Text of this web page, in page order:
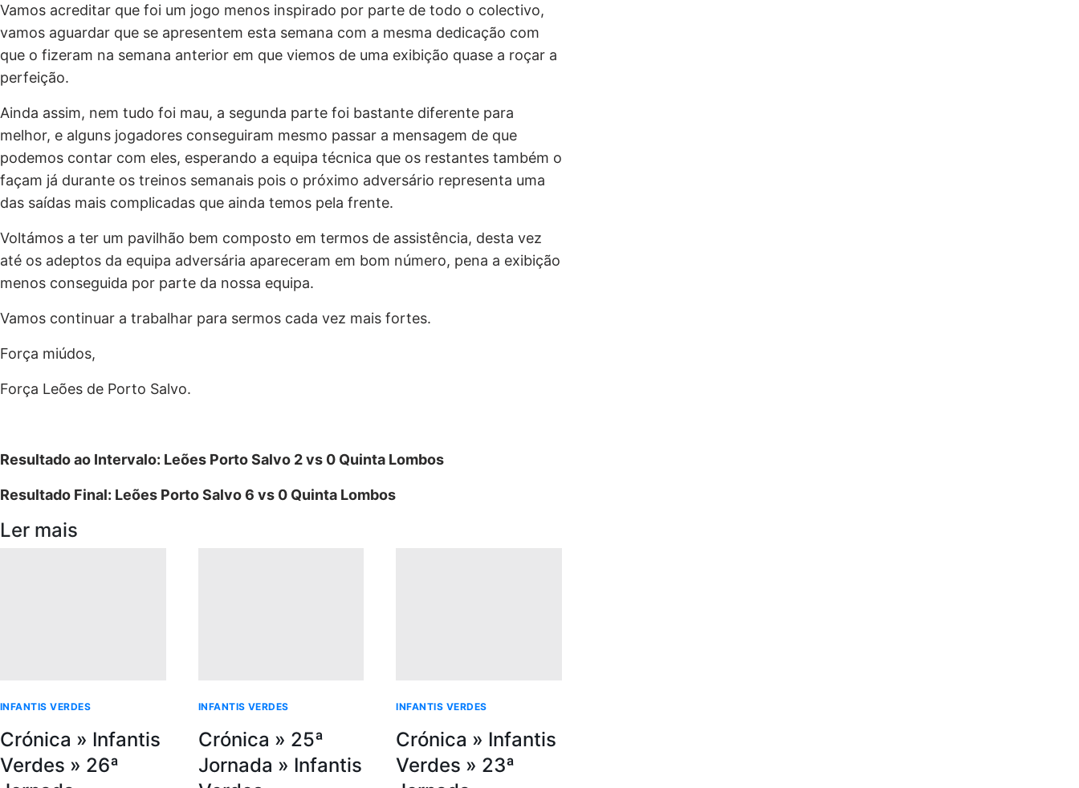
Vamos acreditar que foi um jogo menos inspirado por parte de todo o colectivo,
vamos aguardar que se apresentem esta semana com a mesma dedicação com
que o fizeram na semana anterior em que viemos de uma exibição quase a roçar a
perfeição.
Ainda assim, nem tudo foi mau, a segunda parte foi bastante diferente para
melhor, e alguns jogadores conseguiram mesmo passar a mensagem de que
podemos contar com eles, esperando a equipa técnica que os restantes também o
façam já durante os treinos semanais pois o próximo adversário representa uma
das saídas mais complicadas que ainda temos pela frente.
Voltámos a ter um pavilhão bem composto em termos de assistência, desta vez
até os adeptos da equipa adversária apareceram em bom número, pena a exibição
menos conseguida por parte da nossa equipa.
Vamos continuar a trabalhar para sermos cada vez mais fortes.
Força miúdos,
Força Leões de Porto Salvo.
Resultado ao Intervalo: Leões Porto Salvo 2 vs 0 Quinta Lombos
Resultado Final: Leões Porto Salvo 6 vs 0 Quinta Lombos
Ler mais
INFANTIS VERDES
Crónica » Infantis
Verdes » 26ª
INFANTIS VERDES
Crónica » 25ª
Jornada » Infantis
INFANTIS VERDES
Crónica » Infantis
Verdes » 23ª